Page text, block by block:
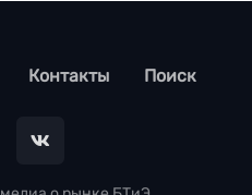
Контакты Поиск